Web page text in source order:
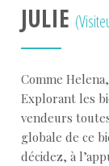
JULIE
Comme
Explorant les
vendeurs
globale de ce
décidez, à